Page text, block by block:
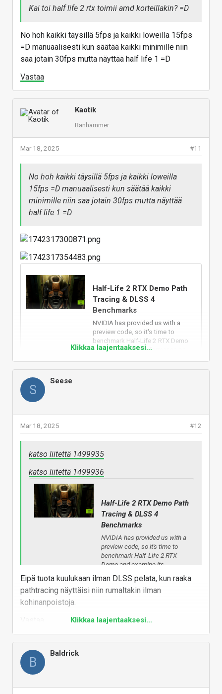
Kai toi half life 2 rtx toimii amd korteillakin? =D
No hoh kaikki täysillä 5fps ja kaikki loweilla 15fps
=D manuaalisesti kun säätää kaikki minimille niin
saa jotain 30fps mutta näyttää half life 1 =D
Vastaa
Kaotik
Banhammer
#11
Mar 18, 2025
No hoh kaikki täysillä 5fps ja kaikki loweilla
15fps =D manuaalisesti kun säätää kaikki
minimille niin saa jotain 30fps mutta näyttää
half life 1 =D
Half-Life 2 RTX Demo Path
Tracing & DLSS 4
Benchmarks
NVIDIA has provided us with a
preview code, so it's time to
benchmark Half-Life 2 RTX Demo
and examine its performance on
Kyllä tuo kuuluu taas laariin "ei mitään järkeä
maksimiasetuksilla" oli se näyttis mikä tahansa
Vastaa
Klikkaa laajentaaksesi...
S
Seese
#12
Mar 18, 2025
katso liitettä 1499935
katso liitettä 1499936
Half-Life 2 RTX Demo Path
Tracing & DLSS 4
Benchmarks
NVIDIA has provided us with a
preview code, so it's time to
benchmark Half-Life 2 RTX
Demo and examine its
www.dsogaming.com
Kyllä tuo kuuluu taas laariin "ei mitään järkeä
Eipä tuota kuulukaan ilman DLSS pelata, kun raaka
pathtracing näyttäisi niin rumaltakin ilman
kohinanpoistoja.
Klikkaa laajentaaksesi...
B
Baldrick